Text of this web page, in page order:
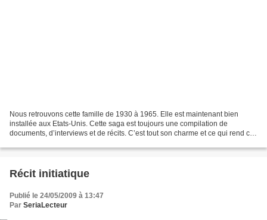
Nous retrouvons cette famille de 1930 à 1965. Elle est maintenant bien
installée aux Etats-Unis. Cette saga est toujours une compilation de
documents, d’interviews et de récits. C’est tout son charme et ce qui rend ce
Récit initiatique
Publié le 24/05/2009 à 13:47
Par SeriaLecteur